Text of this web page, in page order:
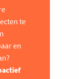
te
en